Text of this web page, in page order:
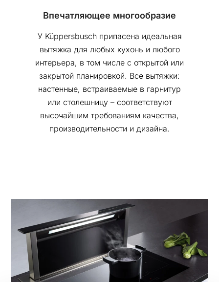
Впечатляющее многообразие
У Küppersbusch припасена идеальная
вытяжка для любых кухонь и любого
интерьера, в том числе с открытой или
закрытой планировкой. Все вытяжки:
настенные, встраиваемые в гарнитур
или столешницу – соответствуют
высочайшим требованиям качества,
производительности и дизайна.